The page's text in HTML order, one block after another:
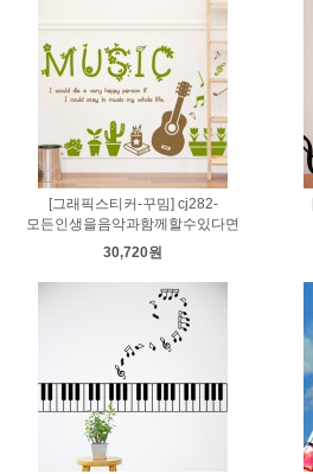
[그래픽스티커-꾸밈] cj282-
모든인생을음악과함께할수있다면
30,720원